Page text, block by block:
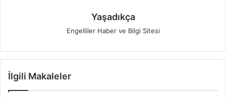
Yaşadıkça
Engelliler Haber ve Bilgi Sitesi
İlgili Makaleler